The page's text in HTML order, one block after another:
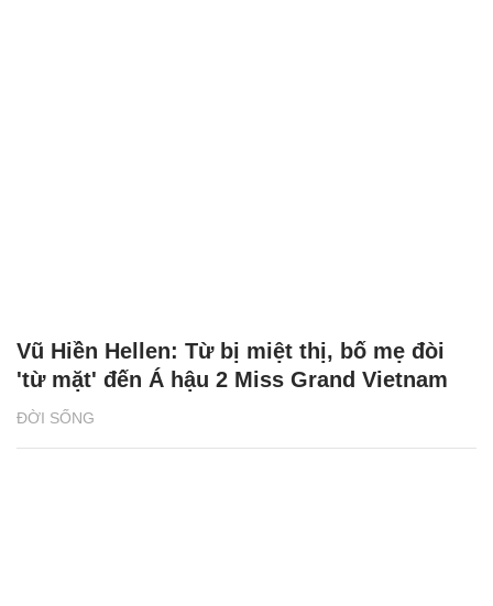
ĐỜI SỐNG
Vũ Hiền Hellen: Từ bị miệt thị, bố mẹ đòi
'từ mặt' đến Á hậu 2 Miss Grand Vietnam